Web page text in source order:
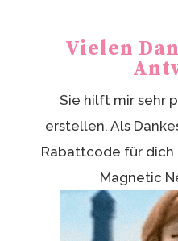
Vielen
Sie hilft mir sehr
erstellen. Als
Rabattcode für
Magnetic